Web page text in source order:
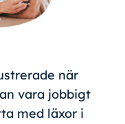
när
vara jobbigt
med läxor i